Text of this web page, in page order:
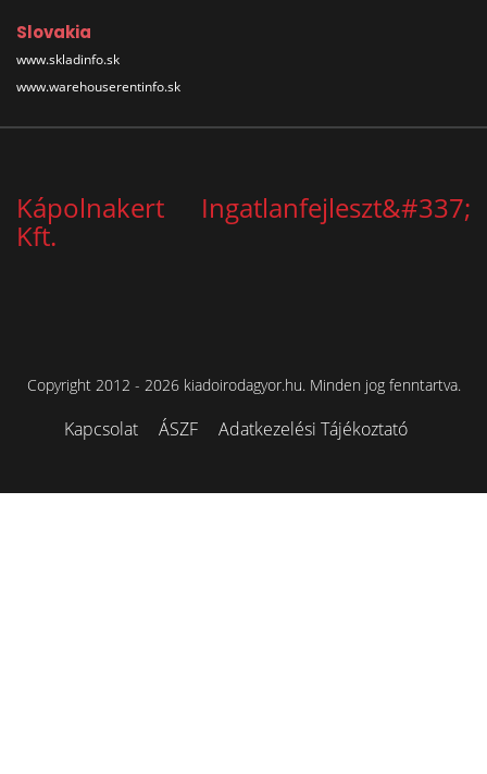
Slovakia
www.skladinfo.sk
www.warehouserentinfo.sk
Kápolnakert Ingatlanfejleszt&#337;
Kft.
Copyright 2012 - 2026 kiadoirodagyor.hu. Minden jog fenntartva.
Kapcsolat ÁSZF Adatkezelési Tájékoztató